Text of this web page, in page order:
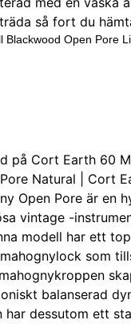
Blackwood Open Pore